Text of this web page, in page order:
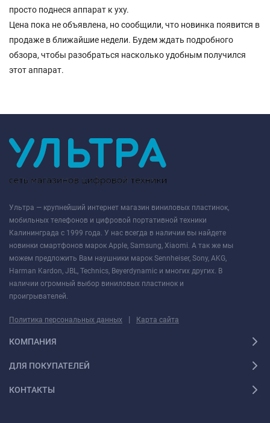
просто поднеся аппарат к уху.
Цена пока не объявлена, но сообщили, что новинка появится в
продаже в ближайшие недели. Будем ждать подробного
обзора, чтобы разобраться насколько удобным получился
этот аппарат.
Ультра — крупнейший интернет магазин виниловых пластинок,
мобильных телефонов и цифровой портативной техники
Калининграда с 1999 года. У нас всегда в наличии вы найдете
новинки смартфонов марок Apple, Samsung, Xiaomi. А так же мы
можем предложить Вам наушники марок Sennheiser, Sony, AKG,
Harman Kardon, JBL, Technics, Beyerdynamic и многих других. В
наличии огромный выбор виниловых пластинок и
проигрывателей.
Политика персональных данных | Карта сайта
КОМПАНИЯ
ДЛЯ ПОКУПАТЕЛЕЙ
КОНТАКТЫ